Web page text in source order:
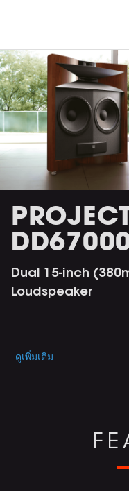
Dual 15-inch
Loudspeaker
Promotions
ดูเพิ่มเติม